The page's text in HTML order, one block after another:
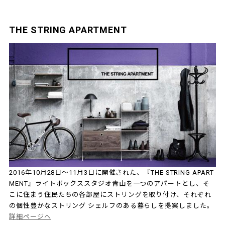
THE STRING APARTMENT
2016年10月28日～11月3日に開催された、『THE STRING APART
MENT』ライトボックススタジオ青山を一つのアパートとし、そ
こに住まう住民たちの各部屋にストリングを取り付け、それぞれ
の個性豊かなストリング シェルフのある暮らしを提案しました。
詳細ページへ